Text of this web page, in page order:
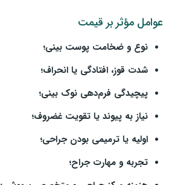
عوامل مؤثر بر قیمت
نوع و ضخامت پوست بینی؛
شدت قوز، افتادگی یا انحراف؛
پیچیدگی فرم‌دهی نوک بینی؛
نیاز به پیوند یا تقویت غضروف؛
اولیه یا ترمیمی بودن جراحی؛
تجربه و مهارت جراح؛